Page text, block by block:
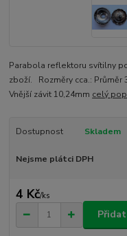
Parabola reflektoru svítilny
zboží. Rozměry cca.: Průměr
Vnější závit 10,24mm celý
Dostupnost Skladem
Nejsme plátci DPH
4 Kč/ks